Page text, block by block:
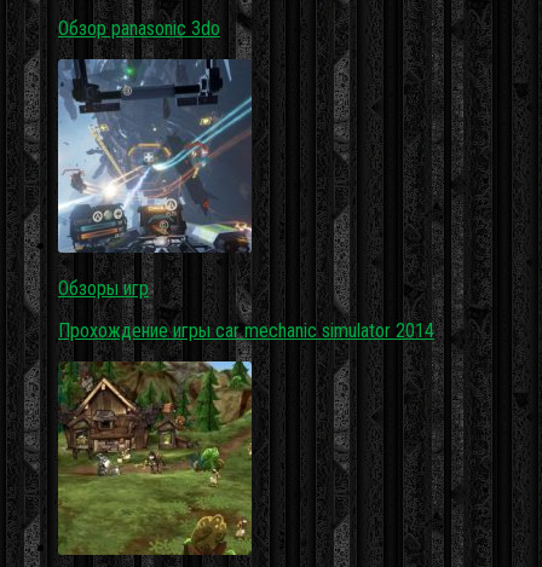
Обзор panasonic 3do
Обзоры игр
Прохождение игры car mechanic simulator 2014